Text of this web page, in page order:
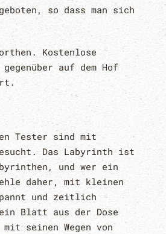
so dass man sich
Kostenlose
auf dem Hof
Tester sind mit
Das Labyrinth ist
und wer ein
daher, mit kleinen
und zeitlich
Blatt aus der Dose
seinen Wegen von